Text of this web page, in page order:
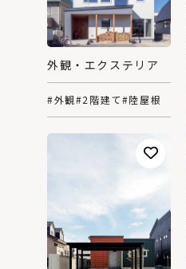
外観・エクステリア
#外観#2階建て#陸屋根